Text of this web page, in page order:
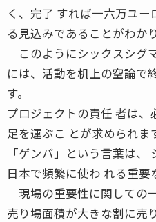
く、完了 すれば一六万ユ
る見込みであることがわかり
このようにシックスシグ
には、活動を机上の空論で
す。
プロジェクトの責任 者は
足を運ぶこ とが求められま
「ゲンバ」という言葉は
日本で頻繁に使わ れる重要
現場の重要性に関しての
売り場面積が大きな割に売